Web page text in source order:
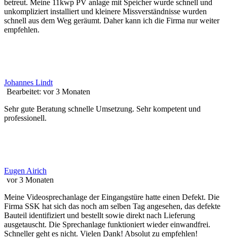
betreut. Meine 11kwp PV anlage mit Speicher wurde schnell und
unkompliziert installiert und kleinere Missverständnisse wurden
schnell aus dem Weg geräumt. Daher kann ich die Firma nur weiter
empfehlen.
Johannes Lindt
Bearbeitet: vor 3 Monaten
Sehr gute Beratung schnelle Umsetzung. Sehr kompetent und
professionell.
Eugen Airich
vor 3 Monaten
Meine Videosprechanlage der Eingangstüre hatte einen Defekt. Die
Firma SSK hat sich das noch am selben Tag angesehen, das defekte
Bauteil identifiziert und bestellt sowie direkt nach Lieferung
ausgetauscht. Die Sprechanlage funktioniert wieder einwandfrei.
Schneller geht es nicht. Vielen Dank! Absolut zu empfehlen!